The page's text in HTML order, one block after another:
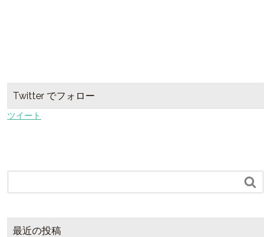
Twitter でフォロー
ツイート

最近の投稿